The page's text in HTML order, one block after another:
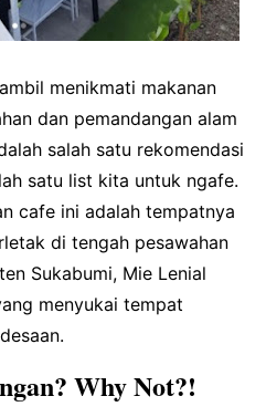
menikmati makanan
dan pemandangan alam
salah satu rekomendasi
satu list kita untuk ngafe.
cafe ini adalah tempatnya
di tengah pesawahan
Sukabumi, Mie Lenial
menyukai tempat
Why Not?!